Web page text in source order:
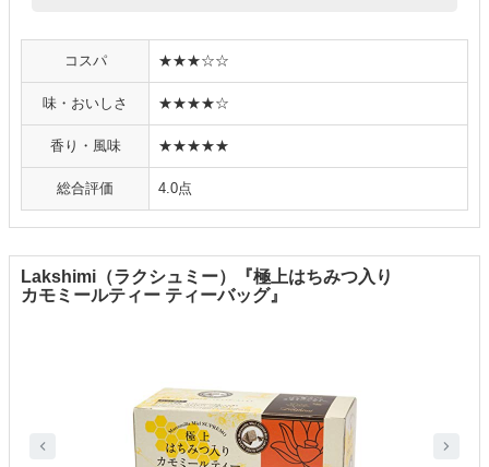
コスパ ★★★☆☆
味・おいしさ ★★★★☆
香り・風味 ★★★★★
総合評価 4.0点
Lakshimi（ラクシュミー）『極上はちみつ入り
カモミールティー ティーバッグ』